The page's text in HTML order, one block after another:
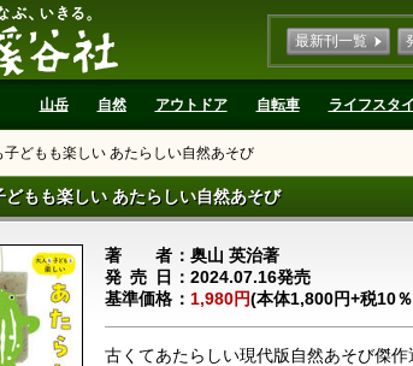
最新刊一覧
山岳 自然 アウトドア 自転車 ライフスタ
子どもも楽しい あたらしい自然あそび
どもも楽しい あたらしい自然あそび
著者奥山 英治著
発売日 2024.07.16発売
基準価格
1,980円(本体1,800円+税10
古くてあたらしい現代版自然あそび傑作